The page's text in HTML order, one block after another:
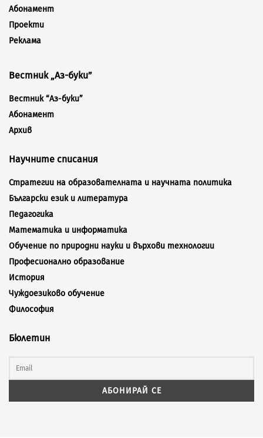
Абонамент
Проекти
Реклама
Вестник „Аз-буки”
Вестник “Аз-буки”
Абонамент
Архив
Научните списания
Стратегии на образователната и научната политика
Български език и литература
Педагогика
Математика и информатика
Обучение по природни науки и върхови технологии
Професионално образование
История
Чуждоезиково обучение
Философия
Бюлетин